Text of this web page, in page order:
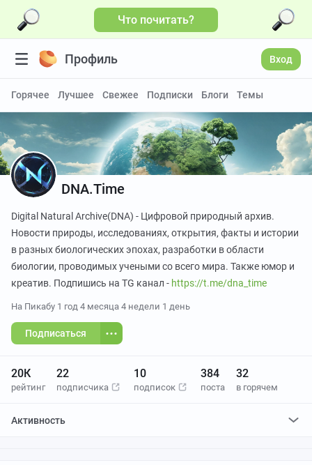
Что почитать?
Профиль Вход
Горячее Лучшее Свежее Подписки Блоги Темы
DNA.Time
Digital Natural Archive(DNA) - Цифровой природный архив.
Новости природы, исследованиях, открытия, факты и истории
в разных биологических эпохах, разработки в области
биологии, проводимых учеными со всего мира. Также юмор и
креатив. Подпишись на TG канал - https://t.me/dna_time
На Пикабу 1 год 4 месяца 4 недели 1 день
Подписаться
20К
рейтинг
22
подписчика
10
подписок
384
поста
32
в горячем
Активность
Больше видео